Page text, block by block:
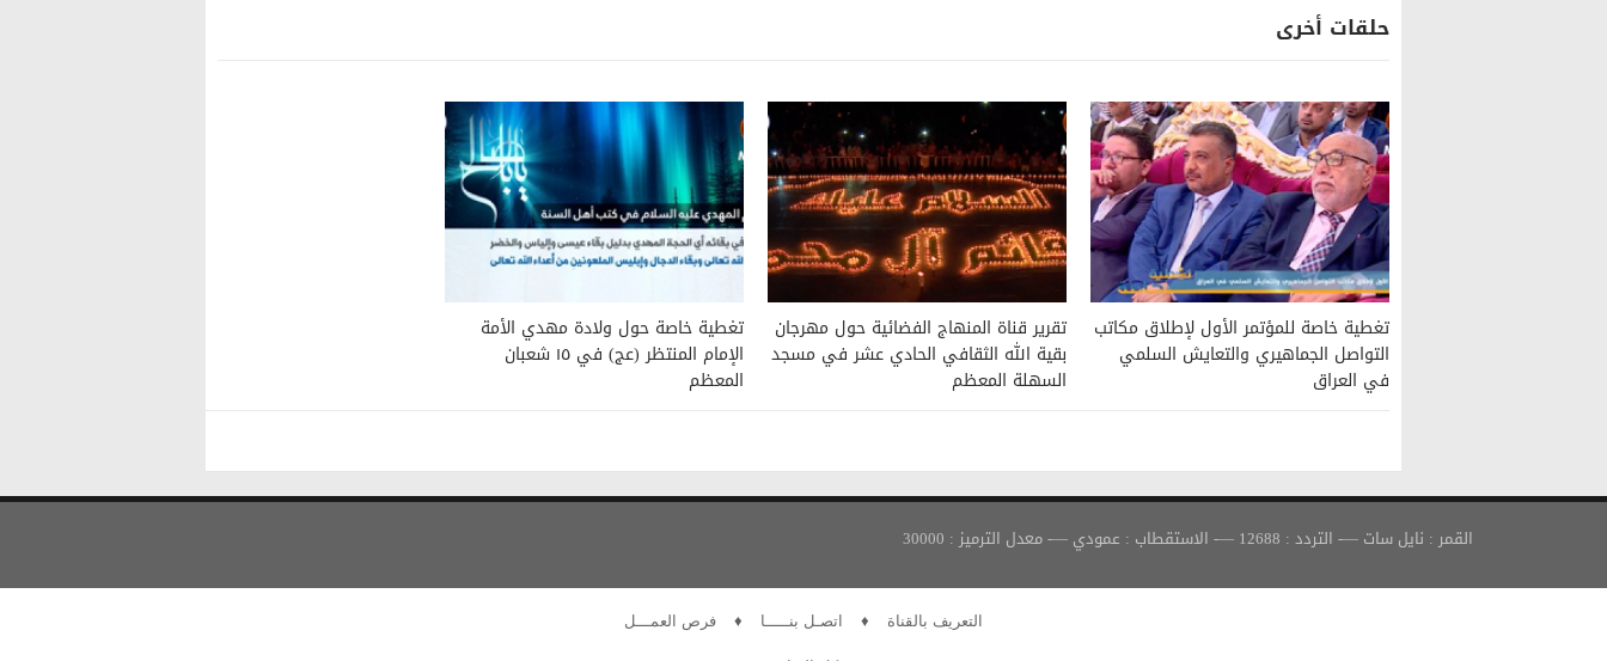
حلقات أخرى
تغطية خاصة للمؤتمر الأول لإطلاق مكاتب
التواصل الجماهيري والتعايش السلمي
في العراق
تقرير قناة المنهاج الفضائية حول مهرجان
بقية الله الثقافي الحادي عشر في مسجد
السهلة المعظم
تغطية خاصة حول ولادة مهدي الأمة
الإمام المنتظر (عج) في ١٥ شعبان
المعظم
القمر : نايل سات —- التردد : 12688 —- الاستقطاب : عمودي —- معدل الترميز : 30000
التعريف بالقناة ♦ اتصـل بنـــــا ♦ فرص العمـــل